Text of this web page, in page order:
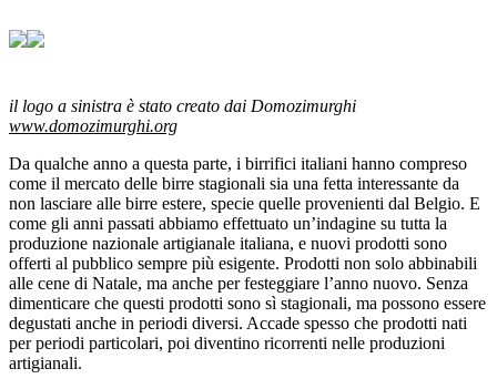
il logo a sinistra è stato creato dai Domozimurghi
www.domozimurghi.org
Da qualche anno a questa parte, i birrifici italiani hanno compreso
come il mercato delle birre stagionali sia una fetta interessante da
non lasciare alle birre estere, specie quelle provenienti dal Belgio. E
come gli anni passati abbiamo effettuato un’indagine su tutta la
produzione nazionale artigianale italiana, e nuovi prodotti sono
offerti al pubblico sempre più esigente. Prodotti non solo abbinabili
alle cene di Natale, ma anche per festeggiare l’anno nuovo. Senza
dimenticare che questi prodotti sono sì stagionali, ma possono essere
degustati anche in periodi diversi. Accade spesso che prodotti nati
per periodi particolari, poi diventino ricorrenti nelle produzioni
artigianali.